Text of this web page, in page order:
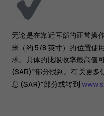
无论是在靠近耳部的正常操
米（约 5/8 英寸）的位置使
求。具体的比吸收率最高值
(SAR)"部分找到。有关更多
息 (SAR)"部分或转到